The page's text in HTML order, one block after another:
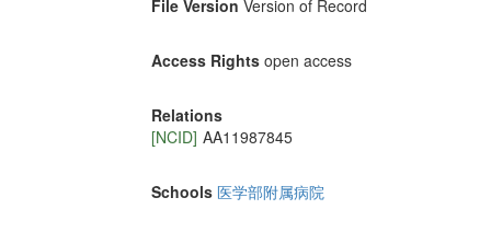
File Version Version of Record
Access Rights open access
Relations
[NCID] AA11987845
Schools 医学部附属病院